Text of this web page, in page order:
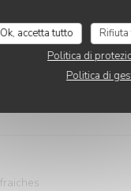
Ok, accetta tutto
Politica di
Politica di